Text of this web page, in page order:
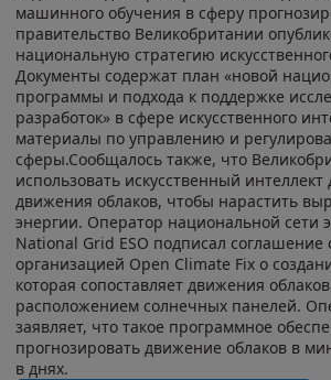
машинного обучения в сферу
правительство Великобритании
национальную стратегию
Документы содержат план «новой
программы и подхода к поддержке
разработок» в сфере искусственного
материалы по управлению и
сферы.Сообщалось также, что
использовать искусственный интеллект
движения облаков, чтобы нарастить
энергии. Оператор национальной сети
National Grid ESO подписал соглашение
организацией Open Climate Fix о
которая сопоставляет движения
расположением солнечных панелей.
заявляет, что такое программное
прогнозировать движение облаков в
в днях.